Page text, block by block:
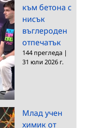
към бетона с
нисък
въглероден
отпечатък
144 прегледа |
31 юли 2026 г.
Млад учен
химик от